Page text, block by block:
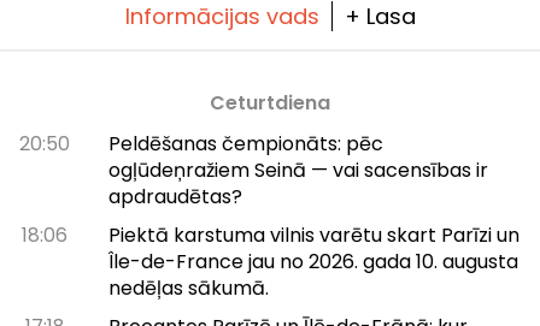
Informācijas vads + Lasa
Ceturtdiena
20:50
Peldēšanas čempionāts: pēc
ogļūdeņražiem Seinā — vai sacensības ir
apdraudētas?
18:06
Piektā karstuma vilnis varētu skart Parīzi un
Île-de-France jau no 2026. gada 10. augusta
nedēļas sākumā.